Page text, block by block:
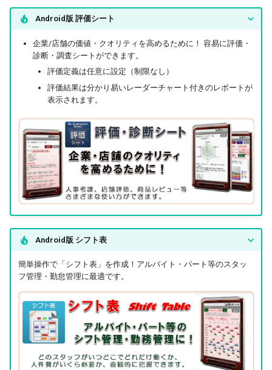
Android版 評価シート
企業/店舗の価値・クオリティを高めるために！ 容易に評価・
診断・調査シートができます。
評価定義は任意に設定（制限なし）
評価結果は分かり易いレーダーチャート付きのレポートが
表示されます。
Android版 シフト表
簡単操作で「シフト表」を作成！アルバイト・パート等のスタッ
フ管理・勤怠管理に最適です。